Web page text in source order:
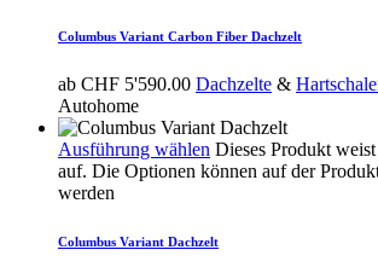
Columbus Variant Carbon Fiber Dachzelt
ab CHF 5'590.00 Dachzelte &
Autohome
Ausführung wählen Dieses Produkt
auf. Die Optionen können auf der
werden
Columbus Variant Dachzelt